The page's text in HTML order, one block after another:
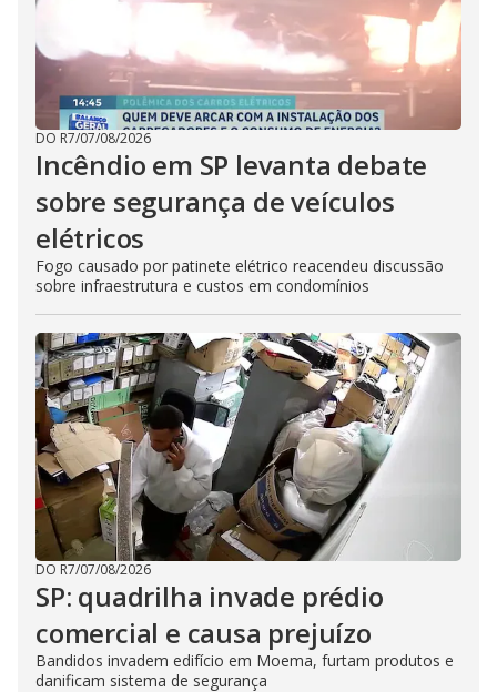
DO R7/07/08/2026
Incêndio em SP levanta debate
sobre segurança de veículos
elétricos
Fogo causado por patinete elétrico reacendeu discussão
sobre infraestrutura e custos em condomínios
DO R7/07/08/2026
SP: quadrilha invade prédio
comercial e causa prejuízo
Bandidos invadem edifício em Moema, furtam produtos e
danificam sistema de segurança